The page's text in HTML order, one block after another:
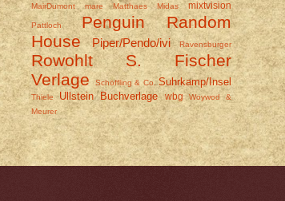
MairDumont mare Matthaes Midas mixtvision
Pattloch
Penguin Random
House
Piper/Pendo/ivi Ravensburger
Rowohlt
S. Fischer
Verlage
Schöffling & Co. Suhrkamp/Insel
Thiele Ullstein Buchverlage wbg
Woywod &
Meurer